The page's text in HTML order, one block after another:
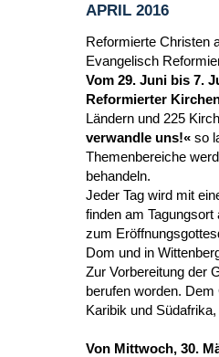
APRIL 2016
Reformierte Christen
Evangelisch
Vom 29. Juni bis 7.
Reformierter
Ländern und 225
verwandle uns!« so
Themenbereiche
behandeln.
Jeder Tag wird mit
finden am
zum
Dom und in
Zur Vorbereitung der
berufen worden.
Karibik und
Von Mittwoch, 30.